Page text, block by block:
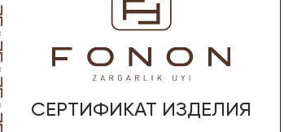
СЕРТИФИКАТ ИЗДЕЛИЯ